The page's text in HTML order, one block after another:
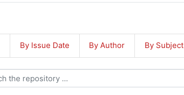
By Issue Date By Author By Subject